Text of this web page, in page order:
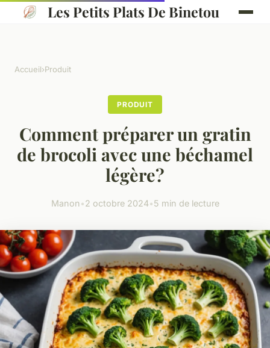
Les Petits Plats De Binetou
Accueil›Produit
PRODUIT
Comment préparer un gratin
de brocoli avec une béchamel
légère?
Manon•2 octobre 2024•5 min de lecture